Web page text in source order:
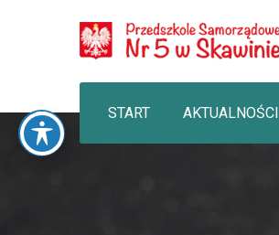
START AKTUALNOŚCI